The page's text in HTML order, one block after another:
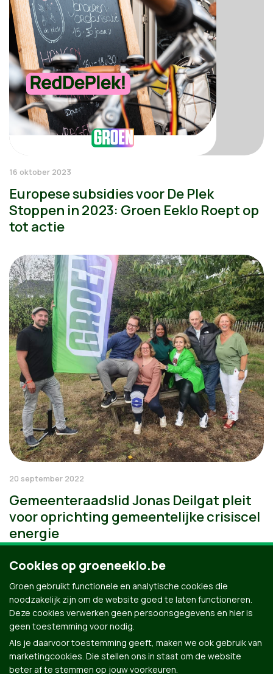
16 oktober 2023
Europese subsidies voor De Plek
Stoppen in 2023: Groen Eeklo Roept op
tot actie
20 september 2022
Gemeenteraadslid Jonas Deilgat pleit
voor oprichting gemeentelijke crisiscel
energie
Cookies op groeneeklo.be
Groen gebruikt functionele en analytische cookies die
noodzakelijk zijn om de website goed te laten functioneren.
Deze cookies verwerken geen persoonsgegevens en hier is
geen toestemming voor nodig.
Als je daarvoor toestemming geeft, maken we ook gebruik van
marketingcookies. Die stellen ons in staat om de website
beter af te stemmen op jouw voorkeuren.